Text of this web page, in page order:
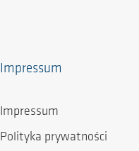
Impressum
Impressum
Polityka prywatności